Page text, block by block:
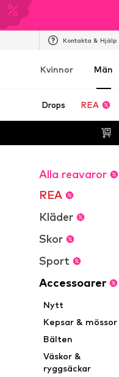
Kontakta & Hjälp
Kvinnor Män
Drops REA
Alla reavaror
REA
Kläder
Skor
Sport
Accessoarer
Nytt
Kepsar & mössor
Bälten
Väskor &
ryggsäckar